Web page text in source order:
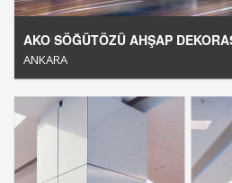
AKO SÖĞÜTÖZÜ AHŞAP
ANKARA